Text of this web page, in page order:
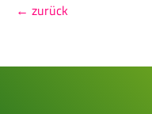
← zurück